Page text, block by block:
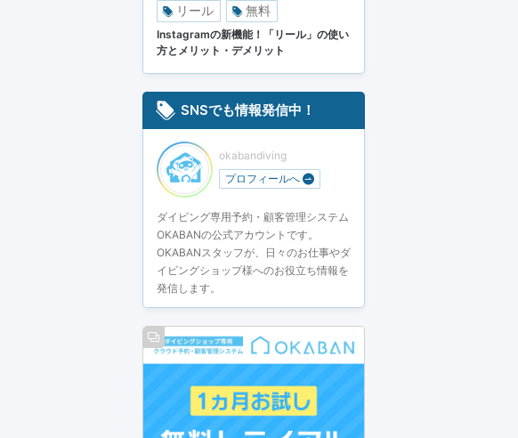
リール 無料
Instagramの新機能！「リール」の使い
方とメリット・デメリット
SNSでも情報発信中！
okabandiving
プロフィールへ
ダイビング専用予約・顧客管理システム
OKABANの公式アカウントです。
OKABANスタッフが、日々のお仕事やダ
イビングショップ様へのお役立ち情報を
発信します。